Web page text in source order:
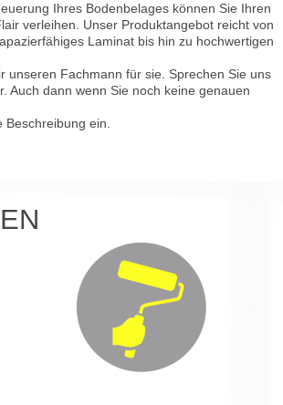
Ihres Bodenbelages können Sie Ihren
verleihen. Unser Produktangebot reicht von
Laminat bis hin zu hochwertigen
unseren Fachmann für sie. Sprechen Sie uns
Auch dann wenn Sie noch keine genauen
ein.